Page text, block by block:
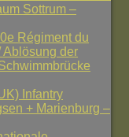
Sottrum –
Régiment du
Ablösung der
Infantry
+ Marienburg –